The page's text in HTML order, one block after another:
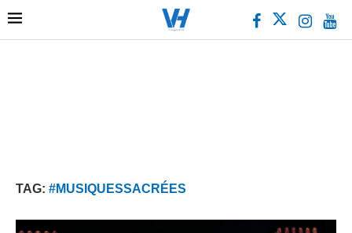
TAG: #MUSIQUESSACRÉES